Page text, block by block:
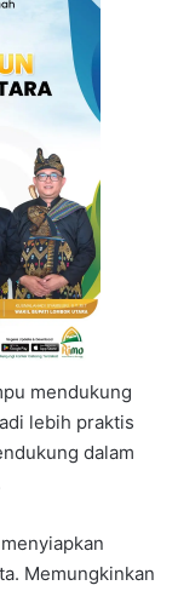
mendukung
lebih praktis
dalam
Memungkinkan